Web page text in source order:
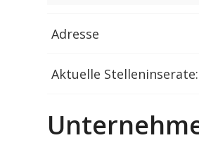
Adresse
Aktuelle Stelleninserate: